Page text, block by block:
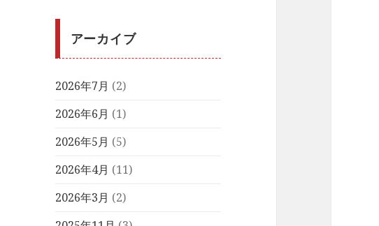
アーカイブ
2026年7月 (2)
2026年6月 (1)
2026年5月 (5)
2026年4月 (11)
2026年3月 (2)